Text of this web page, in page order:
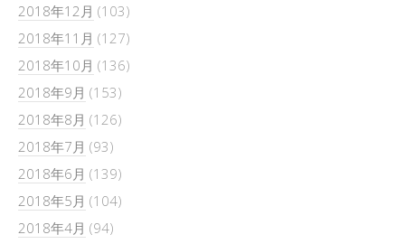
2018年12月 (103)
2018年11月 (127)
2018年10月 (136)
2018年9月 (153)
2018年8月 (126)
2018年7月 (93)
2018年6月 (139)
2018年5月 (104)
2018年4月 (94)